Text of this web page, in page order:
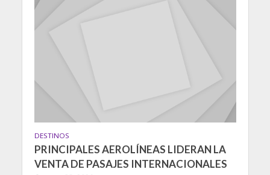
DESTINOS
PRINCIPALES AEROLÍNEAS LIDERAN LA
VENTA DE PASAJES INTERNACIONALES